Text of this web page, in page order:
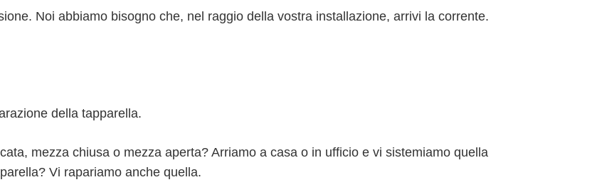
Noi abbiamo bisogno che, nel raggio della vostra installazione, arrivi la corrente.
della tapparella.
mezza chiusa o mezza aperta? Arriamo a casa o in ufficio e vi sistemiamo quella
Vi rapariamo anche quella.